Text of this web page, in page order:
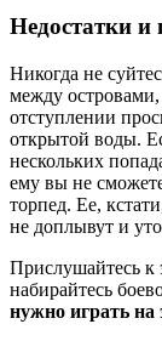
Недостатки и
Никогда не
между
отступлении
открытой воды.
нескольких
ему вы не
торпед. Ее,
не доплывут и
Прислушайтесь к
набирайтесь
нужно играть на